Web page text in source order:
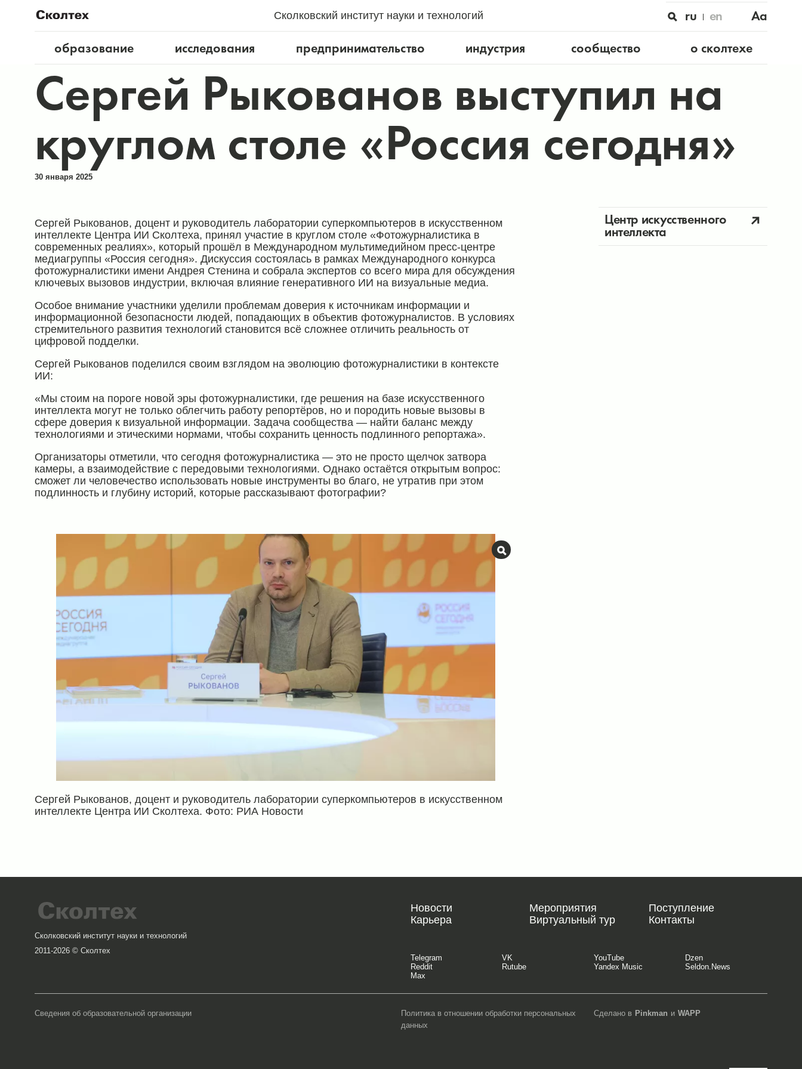
Сколковский институт науки и технологий ru en
Aa
образование
исследования предпринимательство индустрия сообщество о сколтехе
Сергей Рыкованов выступил на
круглом столе «Россия сегодня»
30 января 2025
Сергей Рыкованов, доцент и руководитель лаборатории суперкомпьютеров в искусственном
интеллекте Центра ИИ Сколтеха, принял участие в круглом столе «Фотожурналистика в
современных реалиях», который прошёл в Международном мультимедийном пресс-центре
медиагруппы «Россия сегодня». Дискуссия состоялась в рамках Международного конкурса
фотожурналистики имени Андрея Стенина и собрала экспертов со всего мира для обсуждения
ключевых вызовов индустрии, включая влияние генеративного ИИ на визуальные медиа.
Особое внимание участники уделили проблемам доверия к источникам информации и
информационной безопасности людей, попадающих в объектив фотожурналистов. В условиях
стремительного развития технологий становится всё сложнее отличить реальность от
цифровой подделки.
Сергей Рыкованов поделился своим взглядом на эволюцию фотожурналистики в контексте
ИИ:
«Мы стоим на пороге новой эры фотожурналистики, где решения на базе искусственного
интеллекта могут не только облегчить работу репортёров, но и породить новые вызовы в
сфере доверия к визуальной информации. Задача сообщества — найти баланс между
технологиями и этическими нормами, чтобы сохранить ценность подлинного репортажа».
Организаторы отметили, что сегодня фотожурналистика — это не просто щелчок затвора
камеры, а взаимодействие с передовыми технологиями. Однако остаётся открытым вопрос:
сможет ли человечество использовать новые инструменты во благо, не утратив при этом
подлинность и глубину историй, которые рассказывают фотографии?
Центр искусственного
интеллекта
Сергей Рыкованов, доцент и руководитель лаборатории суперкомпьютеров в искусственном
интеллекте Центра ИИ Сколтеха. Фото: РИА Новости
Сколковский институт науки и технологий
2011-2026 © Сколтех
Новости Мероприятия
Поступление
Карьера
Виртуальный тур Контакты
Telegram VK YouTube
Dzen
Reddit
Rutube Yandex Music
Seldon.News
Max
Сведения об образовательной организации
Политика в отношении обработки персональных
данных
Сделано в Pinkman и WAPP